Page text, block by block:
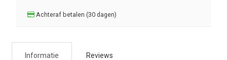
Achteraf betalen (30 dagen)
Informatie Reviews